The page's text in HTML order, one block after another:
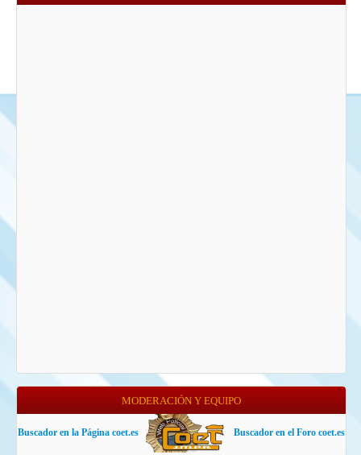
MODERACIÓN Y EQUIPO
Buscador en la Página coet.es Buscador en el Foro coet.es